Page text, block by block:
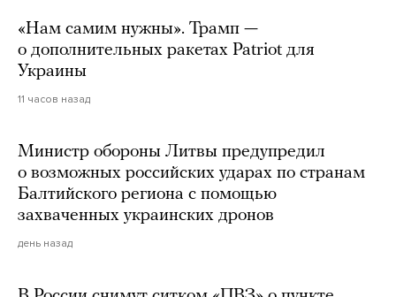
«Нам самим нужны». Трамп —
о дополнительных ракетах Patriot для
Украины
11 часов назад
Министр обороны Литвы предупредил
о возможных российских ударах по странам
Балтийского региона с помощью
захваченных украинских дронов
день назад